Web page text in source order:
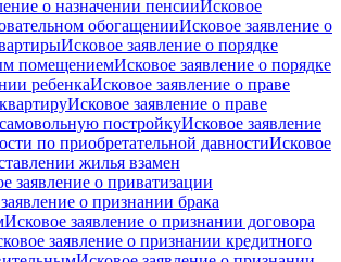
о назначении пенсииИсковое
обогащенииИсковое заявление о
Исковое заявление о порядке
помещениемИсковое заявление о порядке
ребенкаИсковое заявление о праве
Исковое заявление о праве
постройкуИсковое заявление
по приобретательной давностиИсковое
жилья взамен
заявление о приватизации
о признании брака
Исковое заявление о признании договора
заявление о признании кредитного